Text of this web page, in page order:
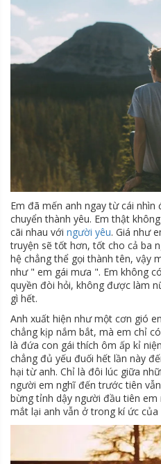
Em đã mến anh ngay từ cái nhìn
chuyển thành yêu. Em thật
cãi nhau với người yêu. Giá như
truyện sẽ tốt hơn, tốt cho cả ba
hệ chẳng thể gọi thành tên, vậy
như " em gái mưa ". Em không
quyền đòi hỏi, không được làm
gì hết.
Anh xuất hiện như một cơn gió
chẳng kịp nắm bắt, mà em chỉ
là đứa con gái thích ôm ấp kỉ
chẳng đủ yếu đuối hết lần này
hại từ anh. Chỉ là đôi lúc giữa
người em nghĩ đến trước tiên
bừng tỉnh dậy người đầu tiên em
mắt lại anh vẫn ở trong kí ức của